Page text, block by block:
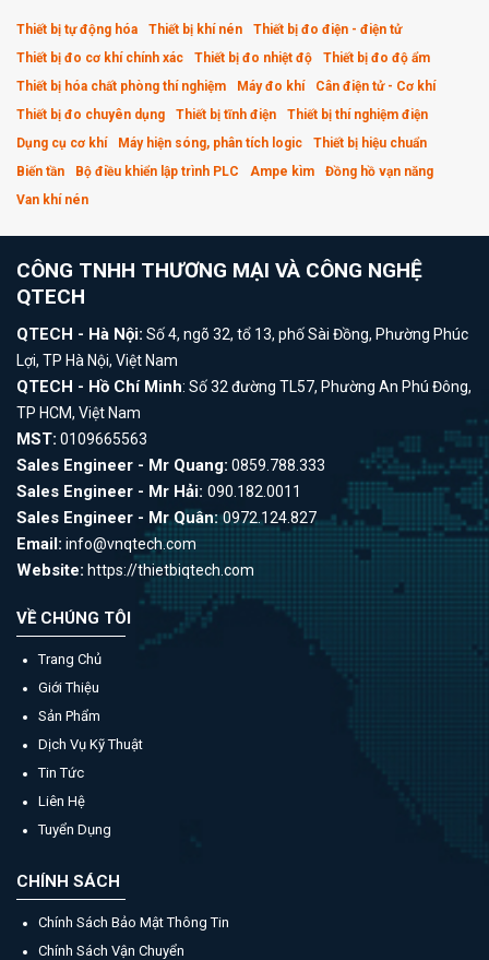
Thiết bị tự động hóa Thiết bị khí nén
Thiết bị đo điện - điện tử
Thiết bị đo cơ khí chính xác
Thiết bị đo nhiệt độ
Thiết bị đo độ ẩm
Thiết bị hóa chất phòng thí nghiệm
Máy đo khí
Cân điện tử - Cơ khí
Thiết bị đo chuyên dụng
Thiết bị tĩnh điện
Thiết bị thí nghiệm điện
Dụng cụ cơ khí
Máy hiện sóng, phân tích logic
Thiết bị hiệu chuẩn
Biến tần
Bộ điều khiển lập trình PLC Ampe kìm
Đồng hồ vạn năng
Van khí nén
CÔNG TNHH THƯƠNG MẠI VÀ CÔNG NGHỆ
QTECH
QTECH - Hà Nội: Số 4, ngõ 32, tổ 13, phố Sài Đồng, Phường Phúc
Lợi, TP Hà Nội, Việt Nam
QTECH - Hồ Chí Minh: Số 32 đường TL57, Phường An Phú Đông,
TP HCM, Việt Nam
MST: 0109665563
Sales Engineer - Mr Quang: 0859.788.333
Sales Engineer - Mr Hải: 090.182.0011
Sales Engineer - Mr Quân:0972.124.827
Email: info@vnqtech.com
Website: https://thietbiqtech.com
VỀ CHÚNG TÔI
Trang Chủ
Giới Thiệu
Sản Phẩm
Dịch Vụ Kỹ Thuật
Tin Tức
Liên Hệ
Tuyển Dụng
CHÍNH SÁCH
Chính Sách Bảo Mật Thông Tin
Chính Sách Vận Chuyển